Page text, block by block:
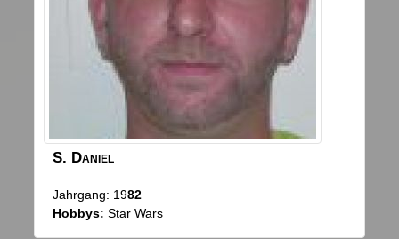
S. Daniel
Jahrgang: 1982
Hobbys: Star Wars